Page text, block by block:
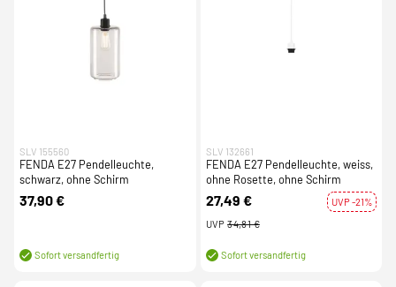
SLV 155560
FENDA E27 Pendelleuchte,
schwarz, ohne Schirm
37,90 €
Sofort versandfertig
SLV 132661
FENDA E27 Pendelleuchte, weiss,
ohne Rosette, ohne Schirm
27,49 €
UVP -21%
UVP 34,81 €
Sofort versandfertig